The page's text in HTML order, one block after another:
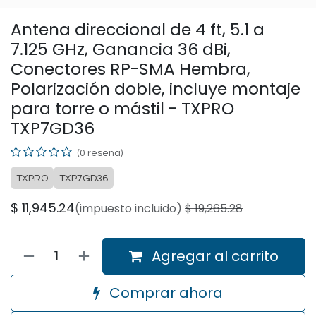
Antena direccional de 4 ft, 5.1 a
7.125 GHz, Ganancia 36 dBi,
Conectores RP-SMA Hembra,
Polarización doble, incluye montaje
para torre o mástil - TXPRO
TXP7GD36
(0 reseña)
TXPRO TXP7GD36
$ 11,945.24(impuesto incluido) $19,265.28
Agregar al carrito
Comprar ahora